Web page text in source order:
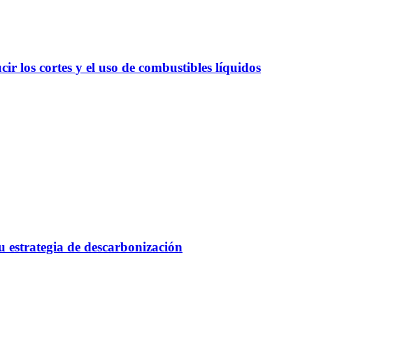
los cortes y el uso de combustibles líquidos
de descarbonización